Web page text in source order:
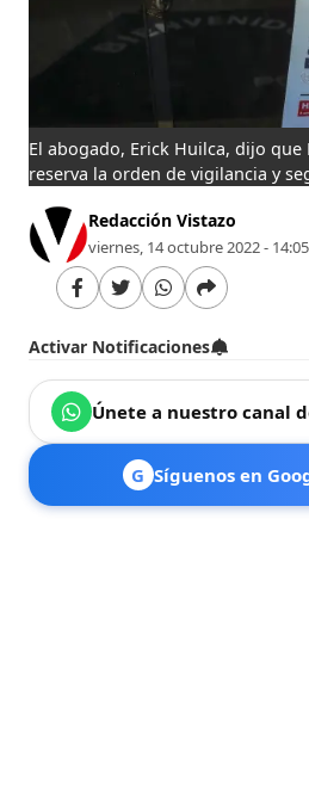
El abogado, Erick Huilca, dijo que
reserva la orden de vigilancia y
Redacción Vistazo
viernes, 14 octubre 2022 - 14:05
Activar Notificaciones
Únete a nuestro canal
G Síguenos en